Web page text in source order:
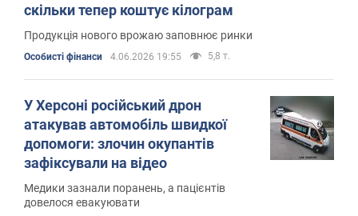
скільки тепер коштує кілограм
Продукція нового врожаю заповнює ринки
Особисті фінанси 4.06.2026 19:55 5,8 т.
У Херсоні російський дрон
атакував автомобіль швидкої
допомоги: злочин окупантів
зафіксували на відео
Медики зазнали поранень, а пацієнтів
довелося евакуювати